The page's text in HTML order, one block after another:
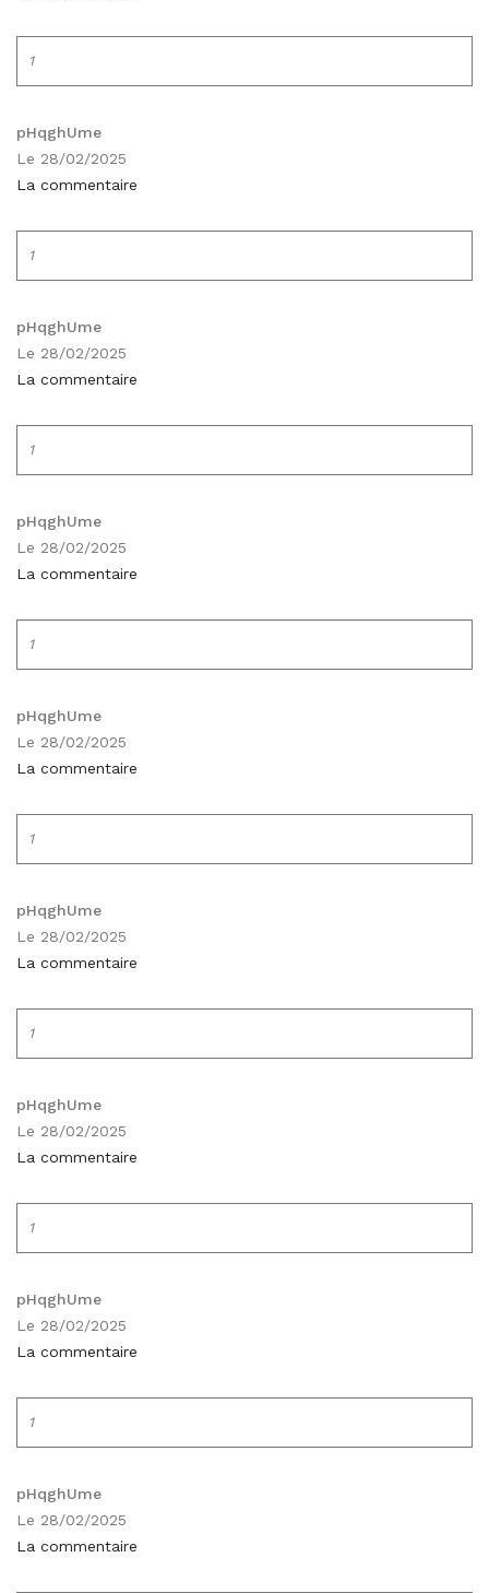
1
pHqghUme
Le 28/02/2025
La commentaire
1
pHqghUme
Le 28/02/2025
La commentaire
1
pHqghUme
Le 28/02/2025
La commentaire
1
pHqghUme
Le 28/02/2025
La commentaire
1
pHqghUme
Le 28/02/2025
La commentaire
1
pHqghUme
Le 28/02/2025
La commentaire
1
pHqghUme
Le 28/02/2025
La commentaire
1
pHqghUme
Le 28/02/2025
La commentaire